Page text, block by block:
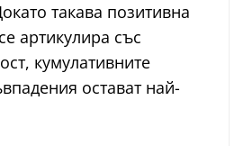
такава позитивна
артикулира със
кумулативните
остават най-